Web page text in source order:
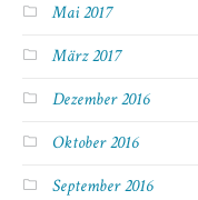
Mai 2017
März 2017
Dezember 2016
Oktober 2016
September 2016